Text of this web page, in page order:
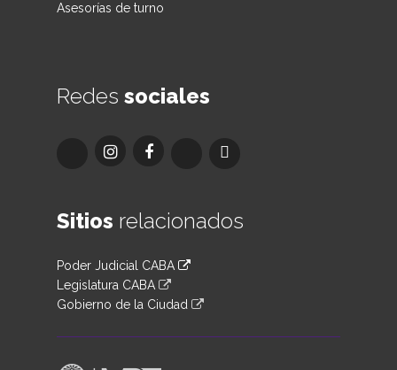
Asesorías de turno
Redes sociales
Sitios relacionados
Poder Judicial CABA
Legislatura CABA
Gobierno de la Ciudad